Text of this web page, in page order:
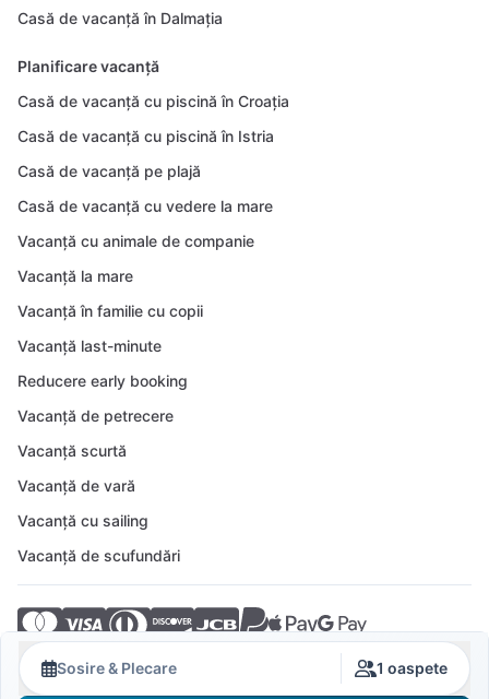
Sosire & Plecare 1 oaspete
Casă de vacanță în Dalmația
Planificare vacanță
Casă de vacanță cu piscină în Croația
Casă de vacanță cu piscină în Istria
Casă de vacanță pe plajă
Casă de vacanță cu vedere la mare
Vacanță cu animale de companie
Vacanță la mare
Vacanță în familie cu copii
Vacanță last-minute
Reducere early booking
Vacanță de petrecere
Vacanță scurtă
Vacanță de vară
Vacanță cu sailing
Vacanță de scufundări
© 2026 Crovillas GmbH